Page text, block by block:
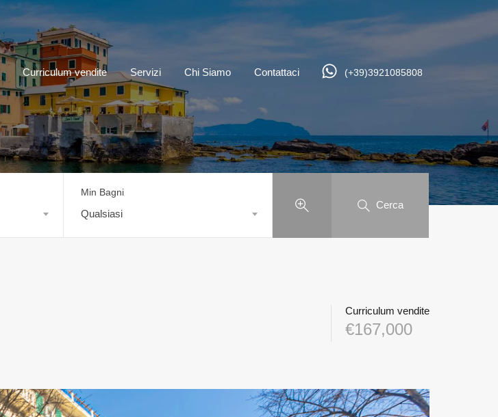
Curriculum vendite Servizi Chi Siamo Contattaci (+39)3921085808
Min Bagni
Qualsiasi
Cerca
Curriculum vendite
€167,000